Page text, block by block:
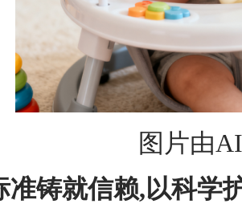
图片由
准铸就信赖,以科学